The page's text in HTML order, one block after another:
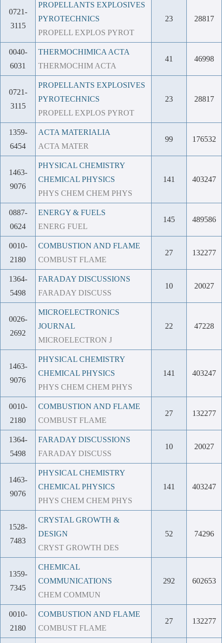
0721-
3115
PROPELLANTS EXPLOSIVES
PYROTECHNICS
PROPELL EXPLOS PYROT
23 28817
0040-
6031
THERMOCHIMICA ACTA
THERMOCHIM ACTA
41 46998
0721-
3115
PROPELLANTS EXPLOSIVES
PYROTECHNICS
PROPELL EXPLOS PYROT
23 28817
1359-
6454
ACTA MATERIALIA
ACTA MATER
99 176532
1463-
9076
PHYSICAL CHEMISTRY
CHEMICAL PHYSICS
PHYS CHEM CHEM PHYS
141 403247
0887-
0624
ENERGY & FUELS
ENERG FUEL
145 489586
0010-
2180
COMBUSTION AND FLAME
COMBUST FLAME
27 132277
1364-
5498
FARADAY DISCUSSIONS
FARADAY DISCUSS
10 20027
0026-
2692
MICROELECTRONICS
JOURNAL
MICROELECTRON J
22 47228
1463-
9076
PHYSICAL CHEMISTRY
CHEMICAL PHYSICS
PHYS CHEM CHEM PHYS
141 403247
0010-
2180
COMBUSTION AND FLAME
COMBUST FLAME
27 132277
1364-
5498
FARADAY DISCUSSIONS
FARADAY DISCUSS
10 20027
1463-
9076
PHYSICAL CHEMISTRY
CHEMICAL PHYSICS
PHYS CHEM CHEM PHYS
141 403247
1528-
7483
CRYSTAL GROWTH &
DESIGN
CRYST GROWTH DES
52 74296
1359-
7345
CHEMICAL
COMMUNICATIONS
CHEM COMMUN
292 602653
0010-
2180
COMBUSTION AND FLAME
COMBUST FLAME
27 132277